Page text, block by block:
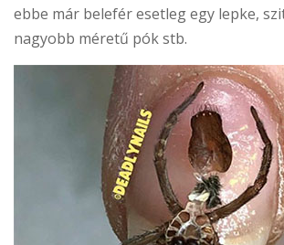
ebbe már belefér esetleg egy lepke,
nagyobb méretű pók stb.